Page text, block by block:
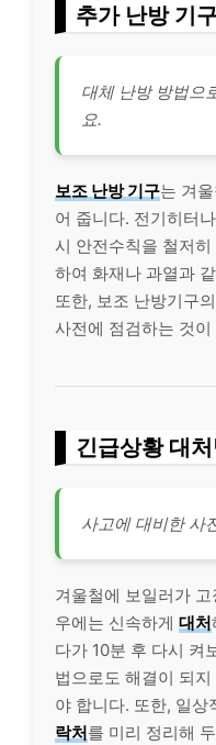
추가 난방 기
대체 난방 방법으
요.
보조 난방 기구는 겨
어 줍니다. 전기히터
시 안전수칙을 철저
하여 화재나 과열과
또한, 보조 난방기구
사전에 점검하는 것
긴급상황 대처
사고에 대비한 사
겨울철에 보일러가
우에는 신속하게 대처
다가 10분 후 다시 켜
법으로도 해결이 되
야 합니다. 또한, 일상
락처를 미리 정리해